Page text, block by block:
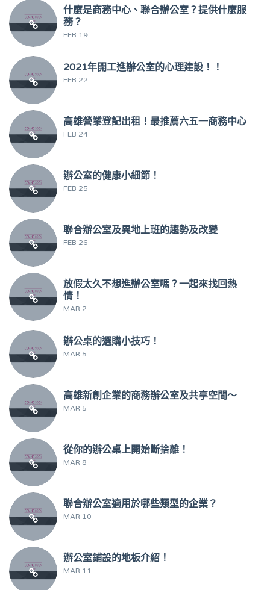
什麼是商務中心、聯合辦公室？提供什麼服
務？
FEB 19
2021年開工進辦公室的心理建設！！
FEB 22
高雄營業登記出租！最推薦六五一商務中心
FEB 24
辦公室的健康小細節！
FEB 25
聯合辦公室及異地上班的趨勢及改變
FEB 26
放假太久不想進辦公室嗎？一起來找回熱
情！
MAR 2
辦公桌的選購小技巧！
MAR 5
高雄新創企業的商務辦公室及共享空間～
MAR 5
從你的辦公桌上開始斷捨離！
MAR 8
聯合辦公室適用於哪些類型的企業？
MAR 10
辦公室鋪設的地板介紹！
MAR 11